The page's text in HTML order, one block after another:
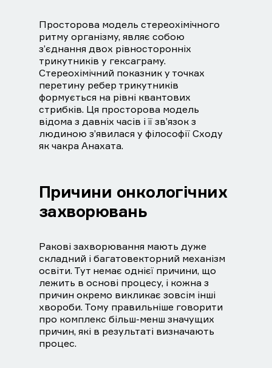
Просторова модель стереохімічного
ритму організму, являє собою
з’єднання двох рівносторонніх
трикутників у гексаграму.
Стереохімічний показник у точках
перетину ребер трикутників
формується на рівні квантових
стрибків. Ця просторова модель
відома з давніх часів і її зв’язок з
людиною з’явилася у філософії Сходу
як чакра Анахата.
Причини онкологічних
захворювань
Ракові захворювання мають дуже
складний і багатовекторний механізм
освіти. Тут немає однієї причини, що
лежить в основі процесу, і кожна з
причин окремо викликає зовсім інші
хвороби. Тому правильніше говорити
про комплекс більш-менш значущих
причин, які в результаті визначають
процес.